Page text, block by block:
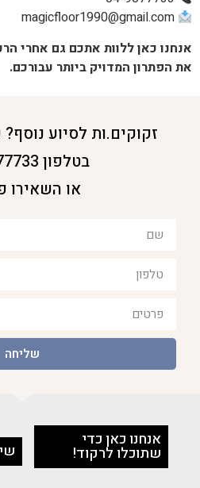
magicfloor1990@gmail.com
אנחנו כאן ללוות אתכם גם אחרי
את הפתרון המדויק ביותר עבורכם.
זקוקים.ות לסיוע
בטלפון 04-9077733
או השאירו
שליחה
אנחנו כאן כדי
שתוכלו לרקוד!